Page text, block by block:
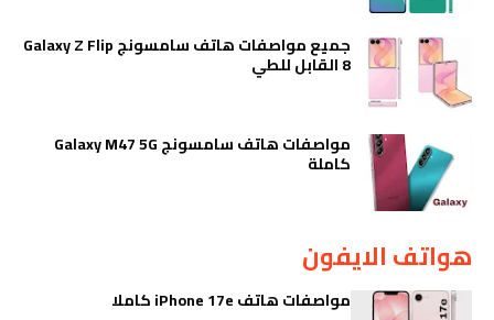
جميع مواصفات هاتف سامسونج Galaxy Z Flip
8 القابل للطي
مواصفات هاتف سامسونج Galaxy M47 5G
كاملة
هواتف الايفون
مواصفات هاتف iPhone 17e كاملا